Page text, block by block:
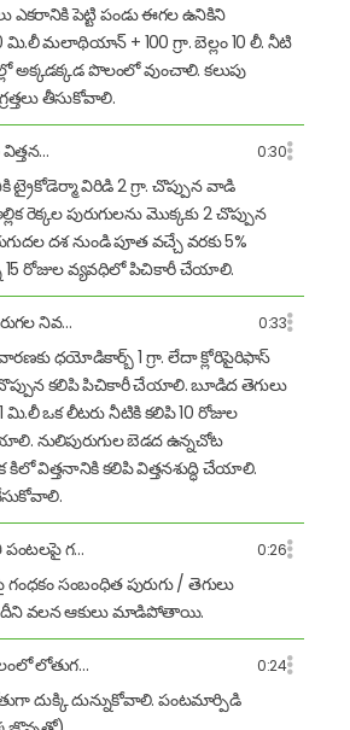
ఎకరానికి పెట్టి పండు ఈగల ఉనికిని
మలాథియాన్ + 100 గ్రా. బెల్లం 10 లీ. నీటి
అక్కడక్కడ పొలంలో వుంచాలి. కలుపు
తీసుకోవాలి.
విత్తన… 0:30
ట్రైకోడెర్మా విరిడి 2 గ్రా. చొప్పున వాడి
రెక్కల పురుగులను మొక్కకు 2 చొప్పున
దశ నుండి పూత వచ్చే వరకు 5%
రోజుల వ్యవధిలో పిచికారీ చేయాలి.
నివ… 0:33
ధయోడికార్బ్ 1 గ్రా. లేదా క్లోరిపైరిఫాస్
కలిపి పిచికారీ చేయాలి. బూడిద తెగులు
ఒక లీటరు నీటికి కలిపి 10 రోజుల
నులిపురుగుల బెడద ఉన్నచోట
కిలో విత్తనానికి కలిపి విత్తనశుద్ధి చేయాలి.
గ… 0:26
సంబంధిత పురుగు / తెగులు
దీని వలన ఆకులు మాడిపోతాయి.
లోతుగ… 0:24
దుక్కి దున్నుకోవాలి. పంటమార్పిడి